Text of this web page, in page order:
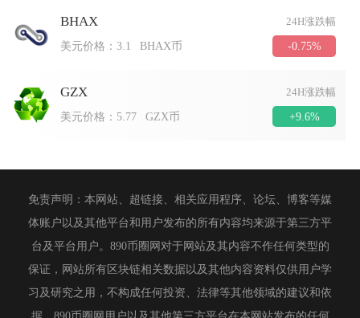
BHAX 24H涨跌幅
美元价格：3.1 BHAX币 -0.75%
GZX 24H涨跌幅
美元价格： 5.77 GZX币 +9.6%
免责声明：本网站、超链接、相关应用程序、论坛、博客等媒
体账户以及其他平台和用户发布的所有内容均来源于第三方平
台及平台用户。890币圈网对于网站及其内容不作任何类型的
保证，网站所有区块链相关数据以及其他内容资料仅供用户学
习及研究之用，不构成任何投资、法律等其他领域的建议和依
据。890币圈网用户以及其他第三方平台在本网站发布的任何